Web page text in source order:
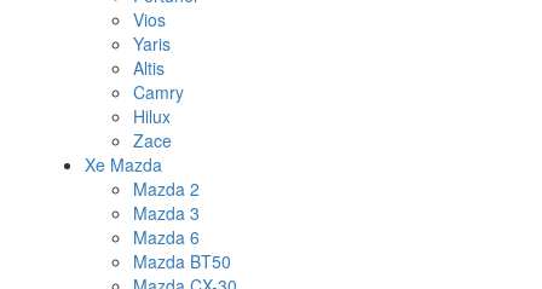
Vios
Yaris
Altis
Camry
Hilux
Zace
Xe Mazda
Mazda 2
Mazda 3
Mazda 6
Mazda BT50